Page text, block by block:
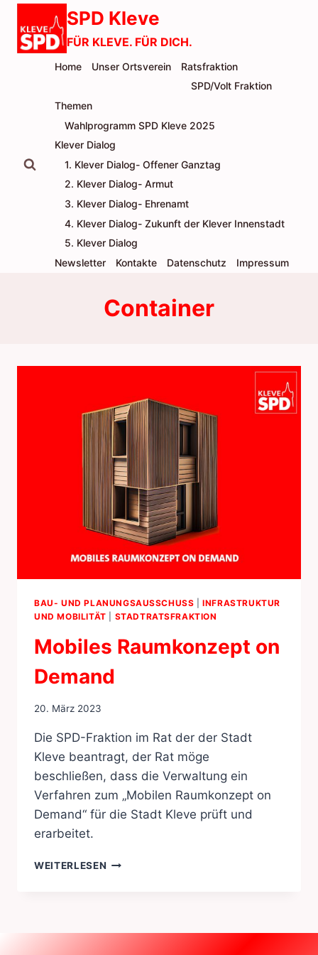
Inhalt
springen
SPD Kleve
FÜR KLEVE. FÜR DICH.
Home Unser Ortsverein
Ratsfraktion
SPD/Volt Fraktion
Themen
Wahlprogramm SPD Kleve 2025
Klever Dialog
1. Klever Dialog- Offener Ganztag
2. Klever Dialog- Armut
3. Klever Dialog- Ehrenamt
4. Klever Dialog- Zukunft der Klever Innenstadt
5. Klever Dialog
Newsletter
Kontakte Datenschutz Impressum
Container
BAU- UND PLANUNGSAUSSCHUSS |INFRASTRUKTUR
UND MOBILITÄT
STADTRATSFRAKTION
Mobiles Raumkonzept on
Demand
20. März 2023
Die SPD-Fraktion im Rat der der Stadt
Kleve beantragt, der Rat möge
beschließen, dass die Verwaltung ein
Verfahren zum „Mobilen Raumkonzept on
Demand“ für die Stadt Kleve prüft und
erarbeitet.
WEITERLESEN MOBILES